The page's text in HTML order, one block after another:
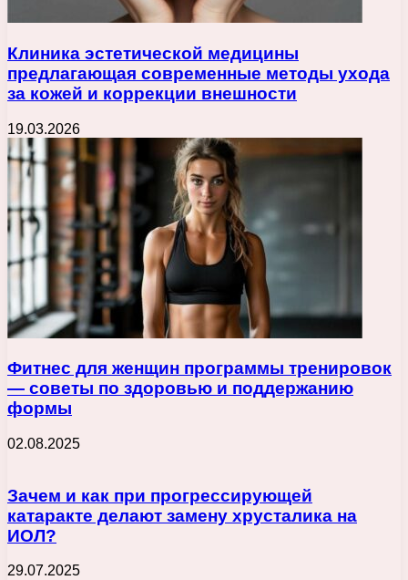
Клиника эстетической медицины
предлагающая современные методы ухода
за кожей и коррекции внешности
19.03.2026
Фитнес для женщин программы тренировок
— советы по здоровью и поддержанию
формы
02.08.2025
Зачем и как при прогрессирующей
катаракте делают замену хрусталика на
ИОЛ?
29.07.2025